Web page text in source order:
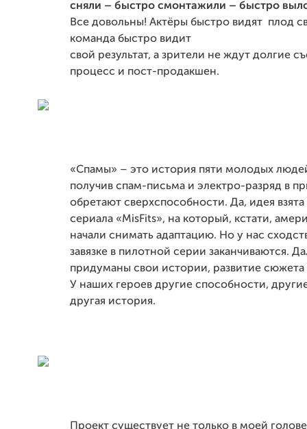
сняли – быстро смонтажили – быстро
Все довольны! Актёры быстро видят плод
команда быстро видит
свой результат, а зрители не ждут долгие
процесс и пост-продакшен.
«Спамы» – это история пяти молодых
получив спам-письма и электро-разряд в
обретают сверхспособности. Да, идея взята
сериала «MisFits», на который, кстати,
начали снимать адаптацию. Но у нас
завязке в пилотной серии заканчиваются.
придуманы свои истории, развитие
У наших героев другие способности,
другая история.
Проект существует не только в моей